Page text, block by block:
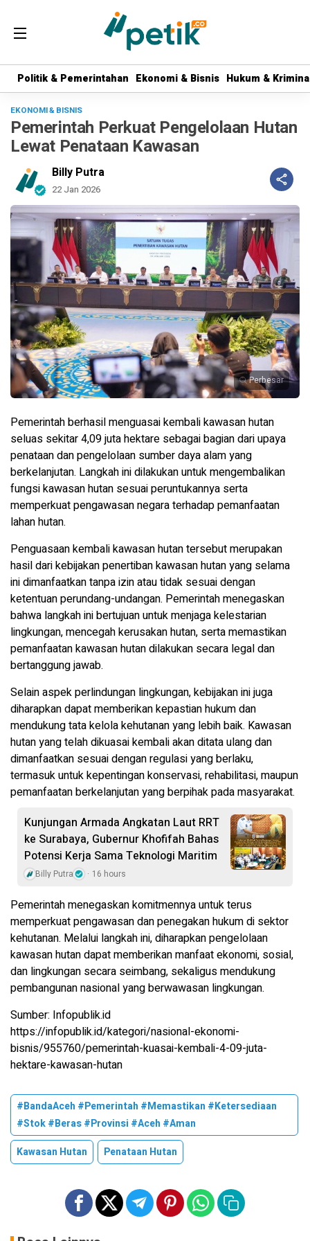
Politik & Pemerintahan Ekonomi & Bisnis Hukum &
Politik & Pemerintahan Ekonomi & Bisnis Hukum &
EKONOMI & BISNIS
Pemerintah Perkuat Pengelolaan Hutan
Lewat Penataan Kawasan
Billy Putra
22 Jan 2026
Perbesar
Pemerintah berhasil menguasai kembali kawasan hutan
seluas sekitar 4,09 juta hektare sebagai bagian dari upaya
penataan dan pengelolaan sumber daya alam yang
berkelanjutan. Langkah ini dilakukan untuk mengembalikan
fungsi kawasan hutan sesuai peruntukannya serta
memperkuat pengawasan negara terhadap pemanfaatan
lahan hutan.
Penguasaan kembali kawasan hutan tersebut merupakan
hasil dari kebijakan penertiban kawasan hutan yang selama
ini dimanfaatkan tanpa izin atau tidak sesuai dengan
ketentuan perundang-undangan. Pemerintah menegaskan
bahwa langkah ini bertujuan untuk menjaga kelestarian
lingkungan, mencegah kerusakan hutan, serta memastikan
pemanfaatan kawasan hutan dilakukan secara legal dan
bertanggung jawab.
Selain aspek perlindungan lingkungan, kebijakan ini juga
diharapkan dapat memberikan kepastian hukum dan
mendukung tata kelola kehutanan yang lebih baik. Kawasan
hutan yang telah dikuasai kembali akan ditata ulang dan
dimanfaatkan sesuai dengan regulasi yang berlaku,
termasuk untuk kepentingan konservasi, rehabilitasi, maupun
pemanfaatan berkelanjutan yang berpihak pada masyarakat.
Kunjungan Armada Angkatan Laut RRT
ke Surabaya, Gubernur Khofifah Bahas
Potensi Kerja Sama Teknologi Maritim
Billy Putra 16 hours
Pemerintah menegaskan komitmennya untuk terus
memperkuat pengawasan dan penegakan hukum di sektor
kehutanan. Melalui langkah ini, diharapkan pengelolaan
kawasan hutan dapat memberikan manfaat ekonomi, sosial,
dan lingkungan secara seimbang, sekaligus mendukung
pembangunan nasional yang berwawasan lingkungan.
Sumber: Infopublik.id
https://infopublik.id/kategori/nasional-ekonomi-
bisnis/955760/pemerintah-kuasai-kembali-4-09-juta-
hektare-kawasan-hutan
#BandaAceh #Pemerintah #Memastikan #Ketersediaan
#Stok #Beras #Provinsi #Aceh #Aman
Kawasan Hutan
Penataan Hutan